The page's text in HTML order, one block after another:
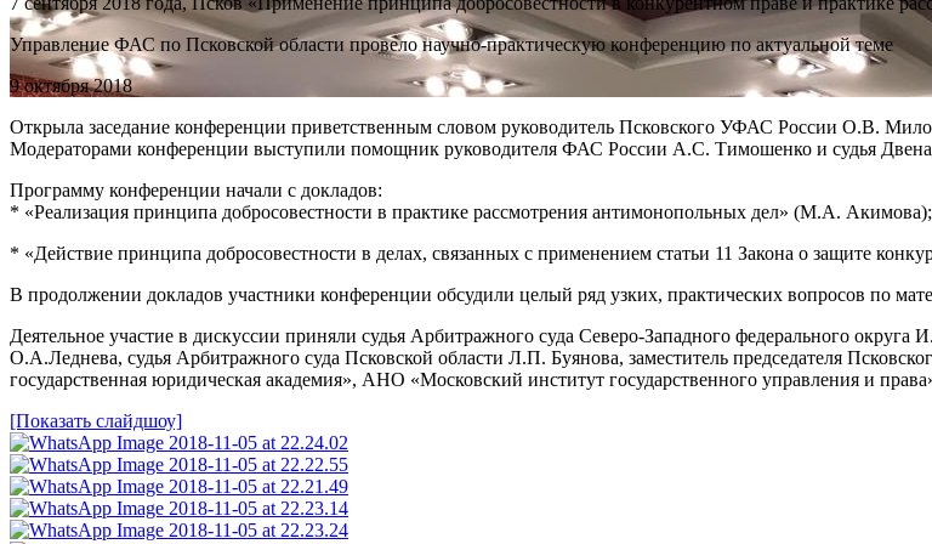
Управление ФАС по Псковской области провело научно-практическую конференцию по актуальной теме
9 октября 2018
Открыла заседание конференции приветственным словом руководитель Псковского УФАС России О.В.
Модераторами конференции выступили помощник руководителя ФАС России А.С. Тимошенко и судья
Программу конференции начали с докладов:
* «Реализация принципа добросовестности в практике рассмотрения антимонопольных дел» (М.А. Акимова);
* «Действие принципа добросовестности в делах, связанных с применением статьи 11 Закона о защите
В продолжении докладов участники конференции обсудили целый ряд узких, практических вопросов по
Деятельное участие в дискуссии приняли судья Арбитражного суда Северо-Западного федерального округа
О.А.Леднева, судья Арбитражного суда Псковской области Л.П. Буянова, заместитель председателя
государственная юридическая академия», АНО «Московский институт государственного управления и
[Показать слайдшоу]